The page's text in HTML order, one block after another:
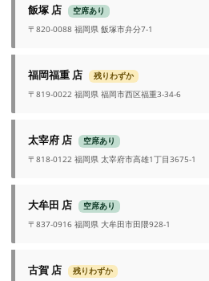
飯塚 店
空席あり
〒820-0088 福岡県 飯塚市弁分7-1
福岡福重 店
残りわずか
〒819-0022 福岡県 福岡市西区福重3-34-6
太宰府 店
空席あり
〒818-0122 福岡県 太宰府市高雄1丁目3675-1
大牟田 店
空席あり
〒837-0916 福岡県 大牟田市田隈928-1
古賀 店
残りわずか